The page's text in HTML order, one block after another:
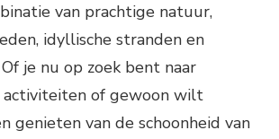
van prachtige natuur,
idyllische stranden en
je nu op zoek bent naar
of gewoon wilt
genieten van de schoonheid van